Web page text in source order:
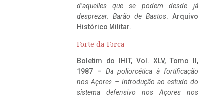
d’aquelles que se podem desde já
desprezar. Barão de Bastos. Arquivo
Histórico Militar.
Forte da Forca
Boletim do IHIT, Vol. XLV, Tomo II,
1987 – Da poliorcética à fortificação
nos Açores – Introdução ao estudo do
sistema defensivo nos Açores nos